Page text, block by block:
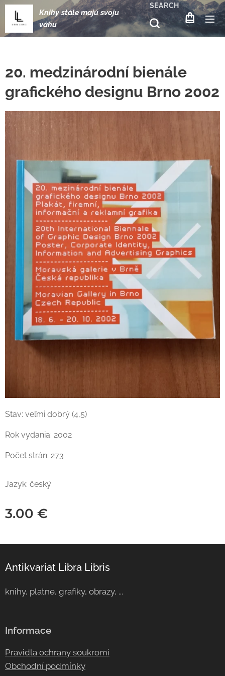
Knihy stále majú svoju
váhu
SEARCH
20. medzinárodní bienále
grafického designu Brno 2002
Stav: veľmi dobrý (4,5)
Rok vydania: 2002
Počet strán: 273
Jazyk: český
3.00 €
Antikvariat Libra Libris
knihy, platne, grafiky, obrazy, ...
Informace
Pravidla ochrany soukromí
Obchodní podmínky